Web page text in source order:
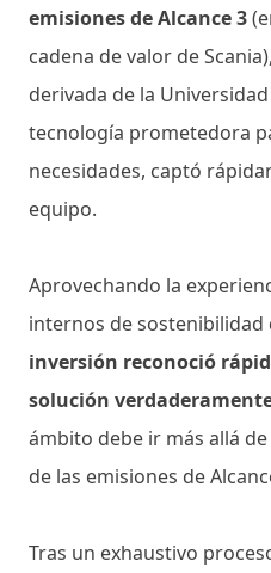
emisiones de Alcance 3
cadena de valor de
derivada de la
tecnología prometedora
necesidades, captó
equipo.
Aprovechando la
internos de sostenibilidad
inversión reconoció
solución
ámbito debe ir más allá
de las emisiones de
Tras un exhaustivo